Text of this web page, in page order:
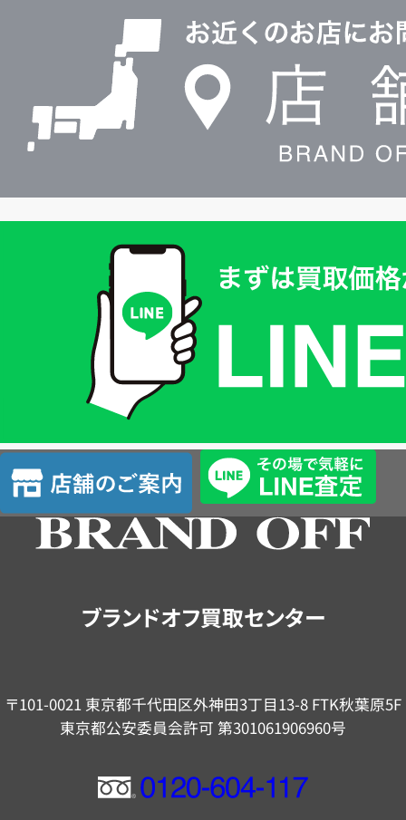
査
定
店
舗
の
ブランドオフ買取センター
〒101-0021 東京都千代田区外神田3丁目13-8 FTK秋葉原5F
東京都公安委員会許可 第301061906960号
フ